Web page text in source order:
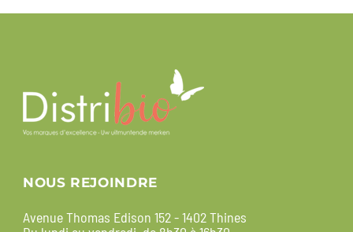
NOUS REJOINDRE
Avenue Thomas Edison 152 - 1402 Thines